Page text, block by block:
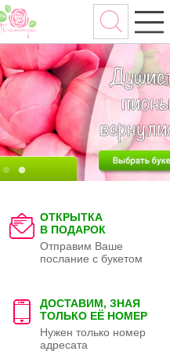
ОТКРЫТКА
В ПОДАРОК
Отправим Ваше
послание с букетом
ДОСТАВИМ, ЗНАЯ
ТОЛЬКО ЕЁ НОМЕР
Нужен только номер
адресата